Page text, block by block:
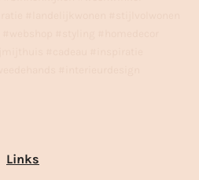
Links